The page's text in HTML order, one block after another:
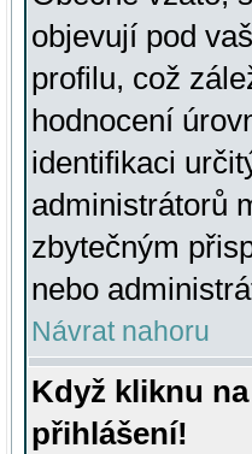
objevují pod
profilu, což
hodnocení
identifikaci
administrátorů
zbytečným
nebo
Návrat nahoru
Když kliknu
přihlášení!